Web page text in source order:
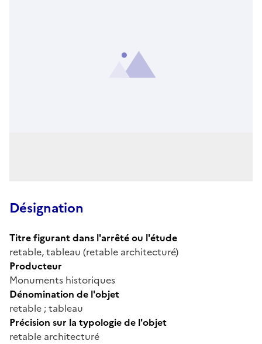
Désignation
Titre figurant dans l'arrêté ou l'étude
retable, tableau (retable architecturé)
Producteur
Monuments historiques
Dénomination de l'objet
retable ; tableau
Précision sur la typologie de l'objet
retable architecturé